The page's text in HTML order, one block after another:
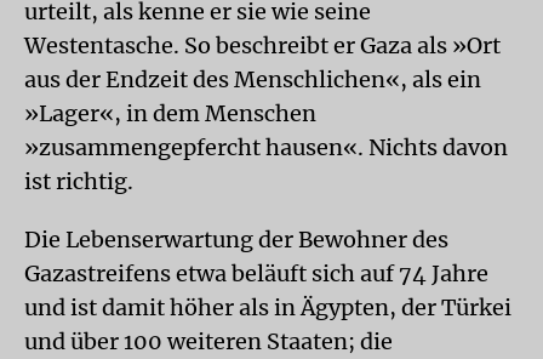
urteilt, als kenne er sie wie seine
Westentasche. So beschreibt er Gaza als »Ort
aus der Endzeit des Menschlichen«, als ein
»Lager«, in dem Menschen
»zusammengepfercht hausen«. Nichts davon
ist richtig.
Die Lebenserwartung der Bewohner des
Gazastreifens etwa beläuft sich auf 74 Jahre
und ist damit höher als in Ägypten, der Türkei
und über 100 weiteren Staaten; die